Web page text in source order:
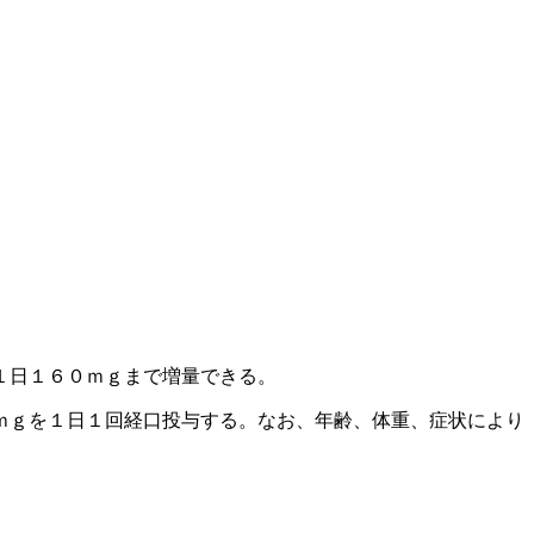
１６０ｍｇまで増量できる。
を１日１回経口投与する。なお、年齢、体重、症状により